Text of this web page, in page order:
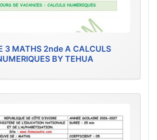
3 MATHS 2nde A CALCULS
BY TEHUA